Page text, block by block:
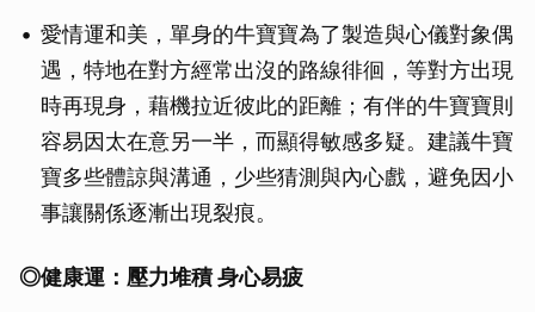
愛情運和美，單身的牛寶寶為了製造與心儀對象偶
遇，特地在對方經常出沒的路線徘徊，等對方出現
時再現身，藉機拉近彼此的距離；有伴的牛寶寶則
容易因太在意另一半，而顯得敏感多疑。建議牛寶
寶多些體諒與溝通，少些猜測與內心戲，避免因小
事讓關係逐漸出現裂痕。
◎健康運：壓力堆積 身心易疲